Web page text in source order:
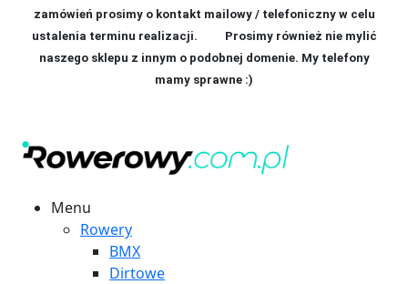
zamówień prosimy o kontakt mailowy / telefoniczny w celu
ustalenia terminu realizacji. Prosimy również nie mylić
naszego sklepu z innym o podobnej domenie. My telefony
mamy sprawne :)
Menu
Rowery
BMX
Dirtowe